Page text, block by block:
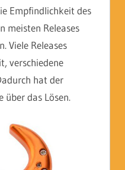
Empfindlichkeit des
meisten Releases
Viele Releases
verschiedene
hat der
über das Lösen.